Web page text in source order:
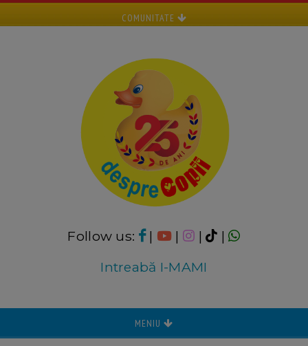
COMUNITATE
Follow us: | | |
|
Intreabă I-MAMI
MENIU